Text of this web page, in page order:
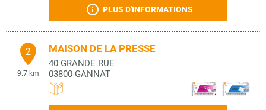
PLUS D'INFORMATIONS
2
9.7 km
MAISON DE LA PRESSE
40 GRANDE RUE
03800 GANNAT